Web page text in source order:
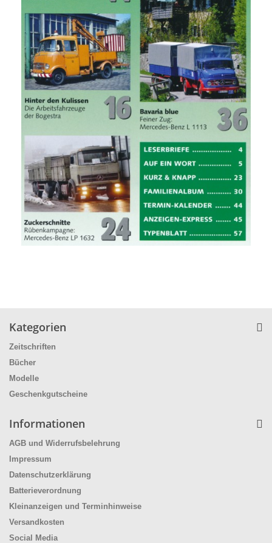
Kategorien
Zeitschriften
Bücher
Modelle
Geschenkgutscheine
Informationen
AGB und Widerrufsbelehrung
Impressum
Datenschutzerklärung
Batterieverordnung
Kleinanzeigen und Terminhinweise
Versandkosten
Social Media